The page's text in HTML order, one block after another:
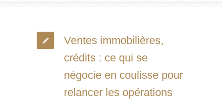
Ventes immobilières,
crédits : ce qui se
négocie en coulisse pour
relancer les opérations